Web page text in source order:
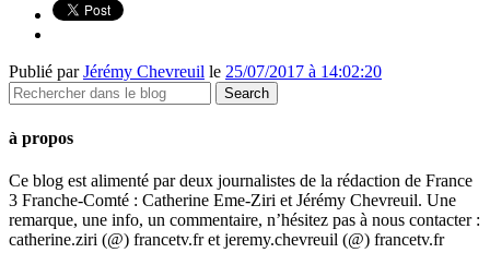
Publié parJérémy Chevreuil le 25/07/2017 à 14:02:20
à propos
Ce blog est alimenté par deux journalistes de la rédaction de France
3 Franche-Comté : Catherine Eme-Ziri et Jérémy Chevreuil. Une
remarque, une info, un commentaire, n’hésitez pas à nous contacter :
catherine.ziri (@) francetv.fr et jeremy.chevreuil (@) francetv.fr